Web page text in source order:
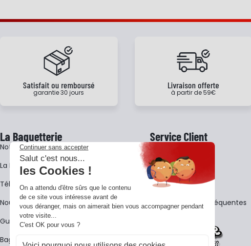
Satisfait ou remboursé
garantie 30 jours
Livraison offerte
à partir de 59€
La Baguetterie
Notre histoire
La BagShow
​Télécharger le catalogue
Nous contacter
Guides La Baguetterie
Baguetterie Shop Online
Service Client
Garantie 3 ans
CGV
FAQ - Questions Fréquentes